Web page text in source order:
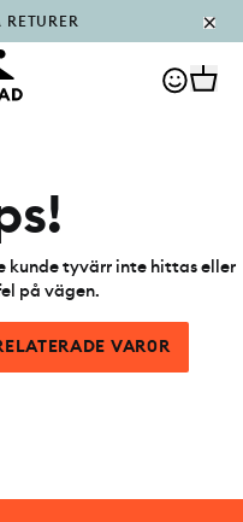
RETURER
kunde tyvärr inte hittas eller
på vägen.
VAR0R